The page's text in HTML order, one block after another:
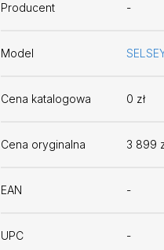
Producent -
Model
Cena katalogowa 0 zł
Cena oryginalna 3 899
EAN -
UPC -